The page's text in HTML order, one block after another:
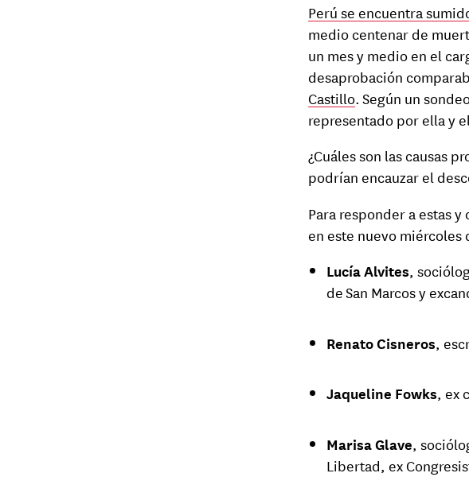
Perú se encuentra
medio centenar de
un mes y medio en el
desaprobación
Castillo. Según un
representado por ella y
¿Cuáles son las causas
podrían encauzar el
Para responder a estas
en este nuevo miércoles
Lucía Alvites,
de San Marcos y
Renato Cisneros,
Jaqueline Fowks, ex
Marisa Glave,
Libertad, ex